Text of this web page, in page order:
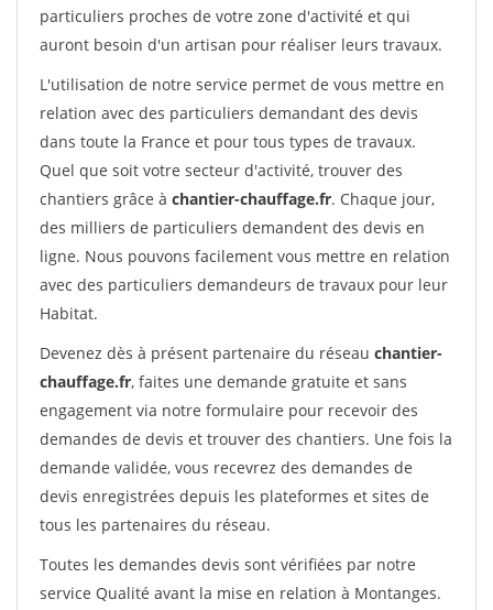
particuliers proches de votre zone d'activité et qui
auront besoin d'un artisan pour réaliser leurs travaux.
L'utilisation de notre service permet de vous mettre en
relation avec des particuliers demandant des devis
dans toute la France et pour tous types de travaux.
Quel que soit votre secteur d'activité, trouver des
chantiers grâce à chantier-chauffage.fr. Chaque jour,
des milliers de particuliers demandent des devis en
ligne. Nous pouvons facilement vous mettre en relation
avec des particuliers demandeurs de travaux pour leur
Habitat.
Devenez dès à présent partenaire du réseau chantier-
chauffage.fr, faites une demande gratuite et sans
engagement via notre formulaire pour recevoir des
demandes de devis et trouver des chantiers. Une fois la
demande validée, vous recevrez des demandes de
devis enregistrées depuis les plateformes et sites de
tous les partenaires du réseau.
Toutes les demandes devis sont vérifiées par notre
service Qualité avant la mise en relation à Montanges.